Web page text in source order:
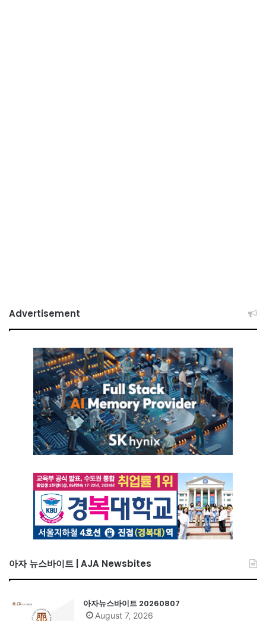
Advertisement
아자 뉴스바이트 | AJA Newsbites
아자뉴스바이트 20260807
August 7, 2026